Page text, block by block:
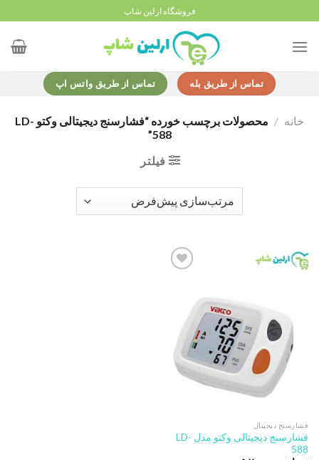
to
content
فروشگاه ارلین شاپ
تماس از طریق بله تماس از طریق واتس اپ
خانه /
محصولات برچسب خورده “فشارسنج دیجیتالی وکتو LD-
588”
فیلتر
wishlist
فشارسنج دیجیتال
فشارسنج دیجیتالی وکتو مدل LD-
588